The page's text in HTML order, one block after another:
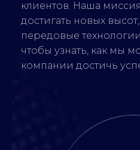
клиентов. Наша
достигать новых
передовые
чтобы узнать, как мы
компании достичь